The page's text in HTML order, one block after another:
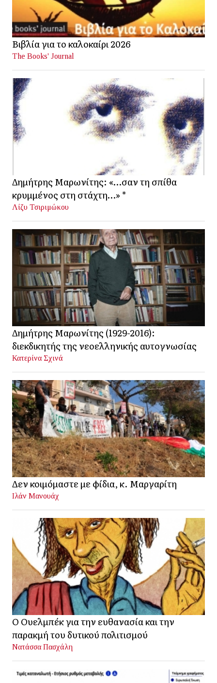
Βιβλία για το καλοκαίρι 2026
The Books' Journal
Δημήτρης Μαρωνίτης: «…σαν τη σπίθα
κρυμμένος στη στάχτη…» *
Λίζυ Τσιριμώκου
Δημήτρης Μαρωνίτης (1929-2016):
διεκδικητής της νεοελληνικής αυτογνωσίας
Κατερίνα Σχινά
Δεν κοιμόμαστε με φίδια, κ. Μαργαρίτη
Ιλάν Μανουάχ
Ο Ουελμπέκ για την ευθανασία και την
παρακμή του δυτικού πολιτισμού
Νατάσσα Πασχάλη